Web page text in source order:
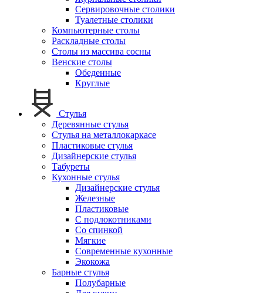
Сервировочные столики
Туалетные столики
Компьютерные столы
Раскладные столы
Столы из массива сосны
Венские столы
Обеденные
Круглые
Стулья
Деревянные стулья
Стулья на металлокаркасе
Пластиковые стулья
Дизайнерские стулья
Табуреты
Кухонные стулья
Дизайнерские стулья
Железные
Пластиковые
С подлокотниками
Со спинкой
Мягкие
Современные кухонные
Экокожа
Барные стулья
Полубарные